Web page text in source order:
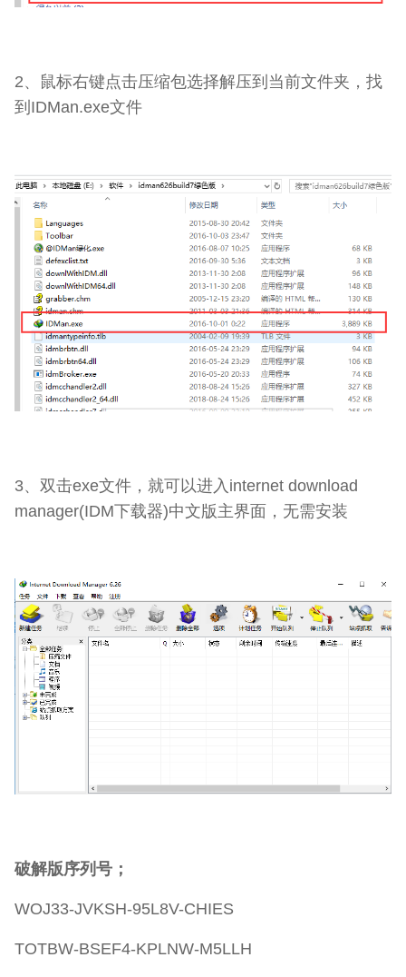
2、鼠标右键点击压缩包选择解压到当前文件夹，找
到IDMan.exe文件
3、双击exe文件，就可以进入internet download
manager(IDM下载器)中文版主界面，无需安装
破解版序列号；
WOJ33-JVKSH-95L8V-CHIES
TOTBW-BSEF4-KPLNW-M5LLH